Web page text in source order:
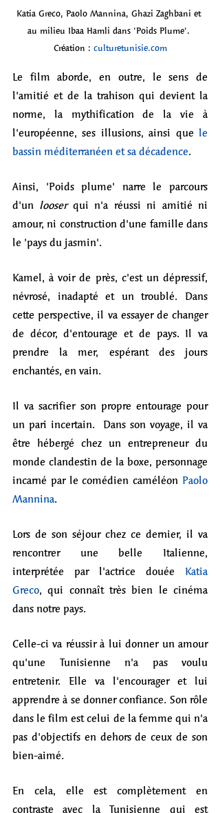
Katia Greco, Paolo Mannina, Ghazi Zaghbani et
au milieu Ibaa Hamli dans 'Poids Plume'.
Création : culturetunisie.com
Le film aborde, en outre, le sens de
l'amitié et de la trahison qui devient la
norme, la mythification de la vie à
l'européenne, ses illusions, ainsi que le
bassin méditerranéen et sa décadence.
Ainsi, 'Poids plume' narre le parcours
d'un looser qui n'a réussi ni amitié ni
amour, ni construction d'une famille dans
le 'pays du jasmin'.
Kamel, à voir de près, c'est un dépressif,
névrosé, inadapté et un troublé. Dans
cette perspective, il va essayer de changer
de décor, d'entourage et de pays. Il va
prendre la mer, espérant des jours
enchantés, en vain.
Il va sacrifier son propre entourage pour
un pari incertain.  Dans son voyage, il va
être hébergé chez un entrepreneur du
monde clandestin de la boxe, personnage
incarné par le comédien caméléon Paolo
Mannina.
Lors de son séjour chez ce dernier, il va
rencontrer une belle Italienne,
interprétée par l'actrice douée Katia
Greco, qui connaît très bien le cinéma
dans notre pays.
Celle-ci va réussir à lui donner un amour
qu'une Tunisienne n'a pas voulu
entretenir. Elle va l'encourager et lui
apprendre à se donner confiance. Son rôle
dans le film est celui de la femme qui n'a
pas d'objectifs en dehors de ceux de son
bien-aimé.
En cela, elle est complètement en
contraste avec la Tunisienne qui est